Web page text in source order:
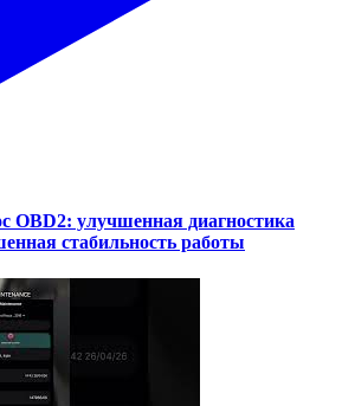
OBD2: улучшенная диагностика
стабильность работы